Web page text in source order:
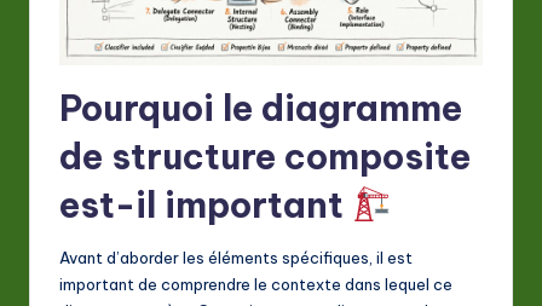
Pourquoi le diagramme
de structure composite
est-il important
Avant d’aborder les éléments spécifiques, il est
important de comprendre le contexte dans lequel ce